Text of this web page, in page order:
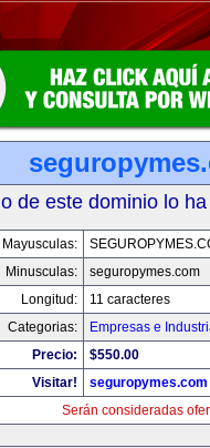
de este dominio lo
Mayusculas:
Minusculas:
seguropymes.com
Longitud:
11 caracteres
Categorias:
Empresas e
Precio:
$550.00
Visitar!
seguropymes.com
Serán consideradas